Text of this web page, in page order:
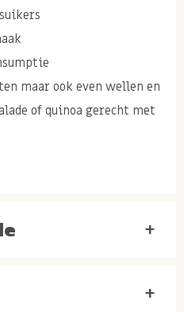
maar ook even wellen en
of quinoa gerecht met
+
+